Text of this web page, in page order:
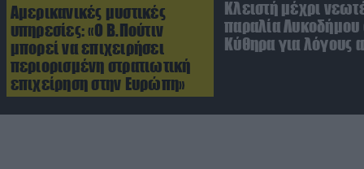
Αμερικανικές μυστικές
υπηρεσίες: «Ο Β.Πούτιν
μπορεί να επιχειρήσει
περιορισμένη στρατιωτική
επιχείρηση στην Ευρώπη»
Κλειστή μέχρι
παραλία Λυκοδήμου
Κύθηρα για λόγους